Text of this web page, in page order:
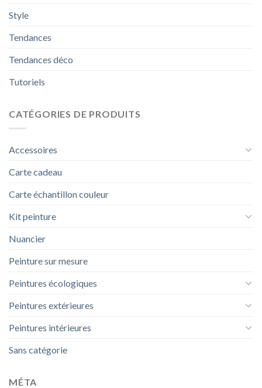
Style
Tendances
Tendances déco
Tutoriels
CATÉGORIES DE PRODUITS
Accessoires
Carte cadeau
Carte échantillon couleur
Kit peinture
Nuancier
Peinture sur mesure
Peintures écologiques
Peintures extérieures
Peintures intérieures
Sans catégorie
MÉTA